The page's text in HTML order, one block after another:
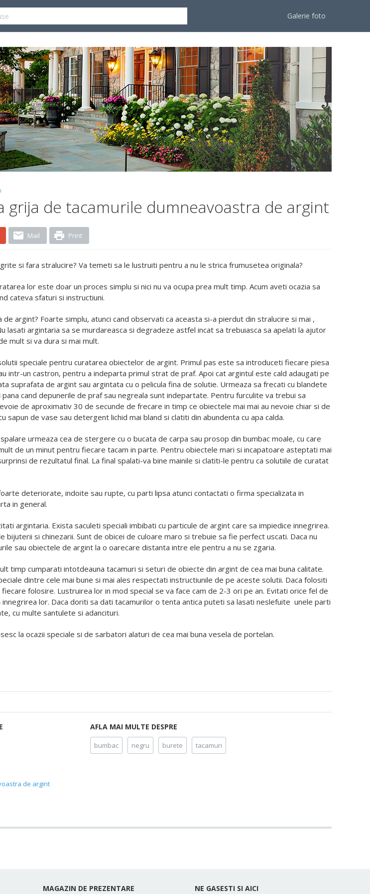
Galerie foto
grija de tacamurile dumneavoastra de argint
Mail Print
si fara stralucire? Va temeti sa le lustruiti pentru a nu le strica frumusetea originala?
lor este doar un proces simplu si nici nu va ocupa prea mult timp. Acum aveti ocazia sa
cateva sfaturi si instructiuni.
argint? Foarte simplu, atunci cand observati ca aceasta si-a pierdut din stralucire si mai ,
lasati argintaria sa se murdareasca si degradeze astfel incat sa trebuiasca sa apelati la ajutor
mult si va dura si mai mult.
speciale pentru curatarea obiectelor de argint. Primul pas este sa introduceti fiecare piesa
intr-un castron, pentru a indeparta primul strat de praf. Apoi cat argintul este cald adaugati pe
suprafata de argint sau argintata cu o pelicula fina de solutie. Urmeaza sa frecati cu blandete
cand depunerile de praf sau negreala sunt indepartate. Pentru furculite va trebui sa
de aproximativ 30 de secunde de frecare in timp ce obiectele mai mai au nevoie chiar si de
sapun de vase sau detergent lichid mai bland si clatiti din abundenta cu apa calda.
urmeaza cea de stergere cu o bucata de carpa sau prosop din bumbac moale, cu care
de un minut pentru fiecare tacam in parte. Pentru obiectele mari si incapatoare asteptati mai
de rezultatul final. La final spalati-va bine mainile si clatiti-le pentru ca solutiile de curatat
deteriorate, indoite sau rupte, cu parti lipsa atunci contactati o firma specializata in
in general.
argintaria. Exista saculeti speciali imbibati cu particule de argint care sa impiedice innegrirea.
bijuterii si chinezarii. Sunt de obicei de culoare maro si trebuie sa fie perfect uscati. Daca nu
sau obiectele de argint la o oarecare distanta intre ele pentru a nu se zgaria.
cumparati intotdeauna tacamuri si seturi de obiecte din argint de cea mai buna calitate.
dintre cele mai bune si mai ales respectati instructiunile de pe aceste solutii. Daca folositi
folosire. Lustruirea lor in mod special se va face cam de 2-3 ori pe an. Evitati orice fel de
lor. Daca doriti sa dati tacamurilor o tenta antica puteti sa lasati neslefuite unele parti
cu multe santulete si adancituri.
la ocazii speciale si de sarbatori alaturi de cea mai buna vesela de portelan.
de argint
AFLA MAI MULTE DESPRE
bumbac negru burete tacamuri
MAGAZIN DE PREZENTARE NE GASESTI SI AICI